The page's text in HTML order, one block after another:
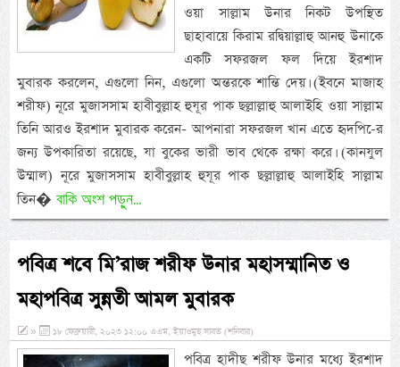
ওয়া সাল্লাম উনার নিকট উপস্থিত
ছাহাবায়ে কিরাম রদ্বিয়াল্লাহু আনহু উনাকে
একটি সফরজল ফল দিয়ে ইরশাদ
মুবারক করলেন, এগুলো নিন, এগুলো অন্তরকে শান্তি দেয়। (ইবনে মাজাহ
শরীফ) নূরে মুজাসসাম হাবীবুল্লাহ হুযূর পাক ছল্লাল্লাহু আলাইহি ওয়া সাল্লাম
তিনি আরও ইরশাদ মুবারক করেন- আপনারা সফরজল খান এতে হৃদপি-ের
জন্য উপকারিতা রয়েছে, যা বুকের ভারী ভাব থেকে রক্ষা করে। (কানযুল
উম্মাল) নূরে মুজাসসাম হাবীবুল্লাহ হুযূর পাক ছল্লাল্লাহু আলাইহি সাল্লাম
তিন�বাকি অংশ পড়ুন...
পবিত্র শবে মি’রাজ শরীফ উনার মহাসম্মানিত ও
মহাপবিত্র সুন্নতী আমল মুবারক
» ১৮ ফেব্রুয়ারী, ২০২৩ ১২:০০ এএম, ইয়াওমুছ সাবত (শনিবার)
পবিত্র হাদীছ শরীফ উনার মধ্যে ইরশাদ